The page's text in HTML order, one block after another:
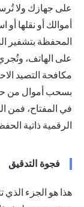
أموالك أو نقلها
المحفظة بتشفير
على الهاتف،
مكافحة التصيد
بسحب أموال من
في المفتاح، فمن
الرقمية ذاتية
فجوة التدقيق
هذا هو الجزء الذي